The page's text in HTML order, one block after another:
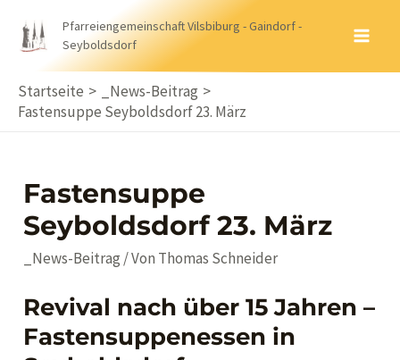
Inhalt
Pfarreiengemeinschaft Vilsbiburg - Gaindorf -
Seyboldsdorf
Startseite
_News-Beitrag
Fastensuppe Seyboldsdorf 23. März
Fastensuppe
Seyboldsdorf 23. März
_News-Beitrag / Von Thomas Schneider
Revival nach über 15 Jahren –
Fastensuppenessen in